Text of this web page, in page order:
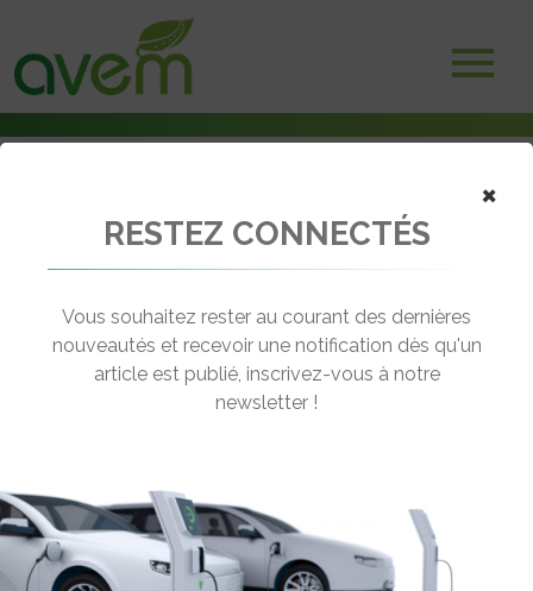
Utilitaires
JIAYUAN NOUVELLE GOLFETTE
[wppr_avg_rating id="21536"]
Prix :€
×
RESTEZ CONNECTÉS
Vous souhaitez rester au courant des dernières
nouveautés et recevoir une notification dès qu'un
article est publié, inscrivez-vous à notre
newsletter !